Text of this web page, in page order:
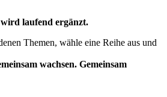
laufend ergänzt.
Themen, wähle eine Reihe aus und
wachsen. Gemeinsam